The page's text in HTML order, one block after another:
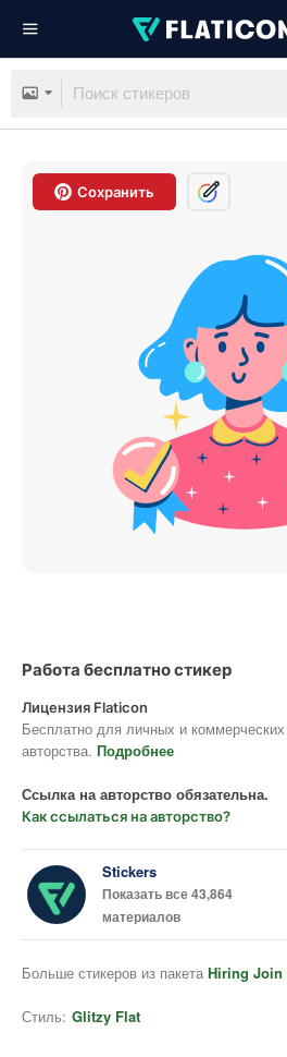
Сохранить
Работа бесплатно стикер
Лицензия Flaticon
Бесплатно для личных и
авторства. Подробнее
Ссылка на авторство обязательна.
Как ссылаться на авторство?
Stickers
Показать все 43,864
материалов
Больше стикеров из пакета Hiring Join
Стиль: Glitzy Flat